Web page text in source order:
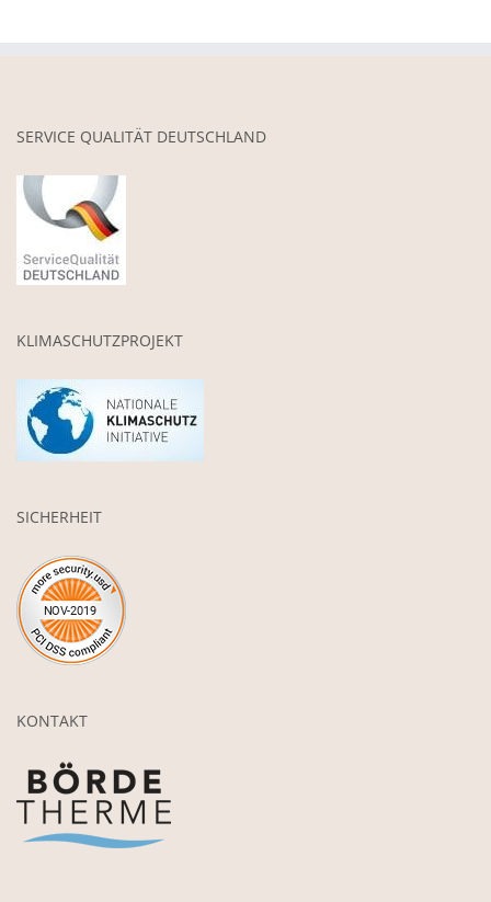
SERVICE QUALITÄT DEUTSCHLAND
KLIMASCHUTZPROJEKT
SICHERHEIT
KONTAKT